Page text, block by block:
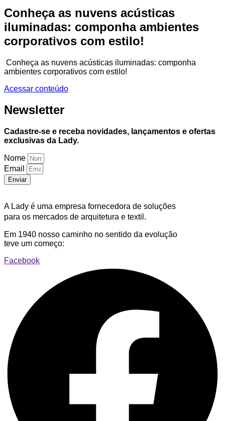
Conheça as nuvens acústicas
iluminadas: componha ambientes
corporativos com estilo!
Conheça as nuvens acústicas iluminadas: componha
ambientes corporativos com estilo!
Acessar conteúdo
Newsletter
Cadastre-se e receba novidades, lançamentos e ofertas
exclusivas da Lady.
Nome
Email
Enviar
A Lady é uma empresa fornecedora de soluções
para os mercados de arquitetura e textil.
Em 1940 nosso caminho no sentido da evolução
teve um começo:
Facebook